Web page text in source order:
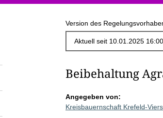
Version des
Beibehaltung
Angegeben von:
Kreisbauernschaft Krefeld-